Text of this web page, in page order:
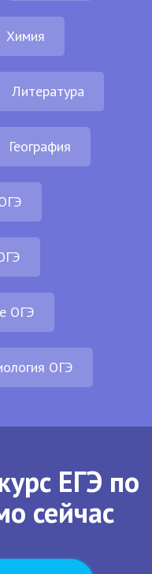
Химия
Литература
География
ОГЭ
ОГЭ
ЕГЭ по
сейчас